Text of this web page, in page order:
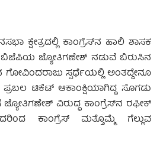
ಕ್ಷೇತ್ರದಲ್ಲಿ ಕಾಂಗ್ರೆಸ್‍ನ ಹಾಲಿ ಶಾಸಕ
ಜ್ಯೋತಿಗಣೇಶ್ ನಡುವೆ ಬಿರುಸಿನ
ಸ್ಪರ್ಧೆಯಲ್ಲಿ ಅಂತದ್ದೇನೂ
ಟಿಕೆಟ್ ಆಕಾಂಕ್ಷಿಯಾಗಿದ್ದ ಸೊಗಡು
ವಿರುದ್ಧ ಕಾಂಗ್ರೆಸ್‍ನ ರಫೀಕ್
ಕಾಂಗ್ರೆಸ್ ಮತ್ತೊಮ್ಮೆ ಗೆಲ್ಲುವ